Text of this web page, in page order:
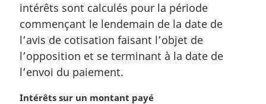
g
i
n
a
l
e
:
intérêts sont calculés pour la période
commençant le lendemain de la date de
l’avis de cotisation faisant l’objet de
l’opposition et se terminant à la date de
l’envoi du paiement.
N
Intérêts sur un montant payé